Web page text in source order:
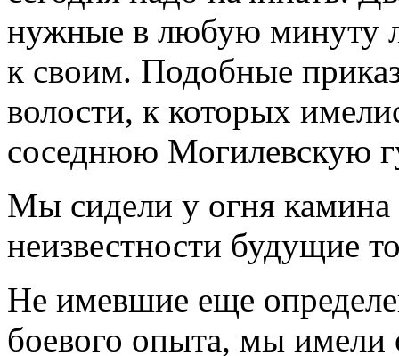
нужные в любую минуту
к своим. Подобные
волости, к которых
соседнюю Могилевскую
Мы сидели у огня
неизвестности будущие
Не имевшие еще
боевого опыта, мы имели